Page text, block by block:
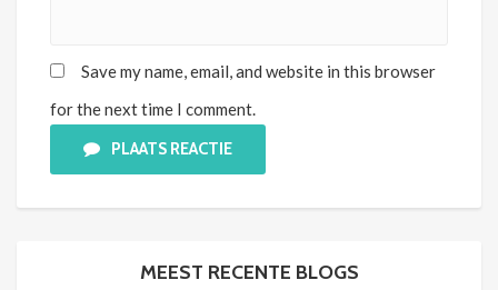
Save my name, email, and website in this browser
for the next time I comment.
PLAATS REACTIE
MEEST RECENTE BLOGS